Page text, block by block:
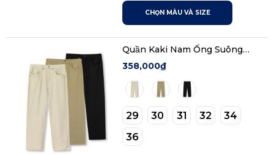
CHỌN MÀU VÀ SIZE
Quần Kaki Nam Ống Suông
DualPocket Edge Form Straight
358,000₫
29 30 31 32
34
36